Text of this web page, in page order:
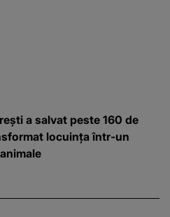
a salvat peste 160 de
locuința într-un